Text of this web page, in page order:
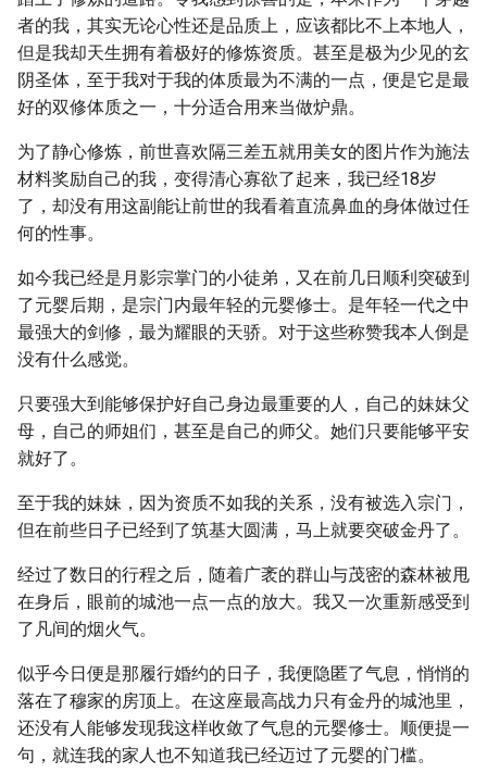
者的我，其实无论心性还是品质上，应该都比不上本地人，
但是我却天生拥有着极好的修炼资质。甚至是极为少见的玄
阴圣体，至于我对于我的体质最为不满的一点，便是它是最
好的双修体质之一，十分适合用来当做炉鼎。
为了静心修炼，前世喜欢隔三差五就用美女的图片作为施法
材料奖励自己的我，变得清心寡欲了起来，我已经18岁
了，却没有用这副能让前世的我看着直流鼻血的身体做过任
何的性事。
如今我已经是月影宗掌门的小徒弟，又在前几日顺利突破到
了元婴后期，是宗门内最年轻的元婴修士。是年轻一代之中
最强大的剑修，最为耀眼的天骄。对于这些称赞我本人倒是
没有什么感觉。
只要强大到能够保护好自己身边最重要的人，自己的妹妹父
母，自己的师姐们，甚至是自己的师父。她们只要能够平安
就好了。
至于我的妹妹，因为资质不如我的关系，没有被选入宗门，
但在前些日子已经到了筑基大圆满，马上就要突破金丹了。
经过了数日的行程之后，随着广袤的群山与茂密的森林被甩
在身后，眼前的城池一点一点的放大。我又一次重新感受到
了凡间的烟火气。
似乎今日便是那履行婚约的日子，我便隐匿了气息，悄悄的
落在了穆家的房顶上。在这座最高战力只有金丹的城池里，
还没有人能够发现我这样收敛了气息的元婴修士。顺便提一
句，就连我的家人也不知道我已经迈过了元婴的门槛。